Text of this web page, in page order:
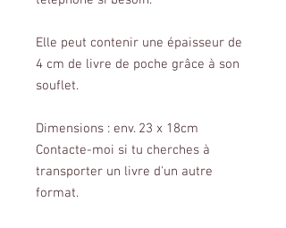
Elle peut contenir une épaisseur de
4 cm de livre de poche grâce à son
souflet.
Dimensions : env. 23 x 18cm
Contacte-moi si tu cherches à
transporter un livre d'un autre
format.